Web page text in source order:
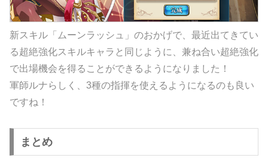
新スキル「ムーンラッシュ」のおかげで、最近出てきてい
る超絶強化スキルキャラと同じように、兼ね合い超絶強化
で出場機会を得ることができるようになりました！
軍師ルナらしく、3種の指揮を使えるようになるのも良い
ですね！
まとめ